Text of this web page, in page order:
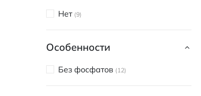
Нет 9
Особенности
Без фосфатов 12